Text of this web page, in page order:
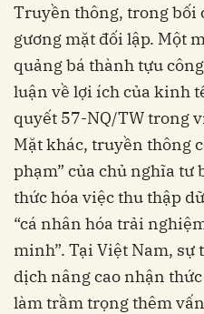
Truyền thông, trong bối
gương mặt đối lập. Một
quảng bá thành tựu
luận về lợi ích của kinh
quyết 57-NQ/TW trong
Mặt khác, truyền thông
phạm” của chủ nghĩa tư
thức hóa việc thu thập
“cá nhân hóa trải
minh”. Tại Việt Nam, sự
dịch nâng cao nhận
làm trầm trọng thêm